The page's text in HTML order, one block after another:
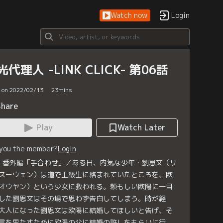
Watch now Login
代理人 -LINK CLICK- 第06話
on 2022/02/13 23mins
Play
Watch Later
the member?Login
外編「手合わせ」／ある日、内気な少年・劉思文（リ
ーウェン）は道で上級生に絡まれていたところを、欧
ウヤン）という少女に救われる。頼もしい欧陽に一目
た劉思文はその場で思わず告白してしまう。時が経
人になった劉思文は欧陽に結婚してほしいと告げ、そ